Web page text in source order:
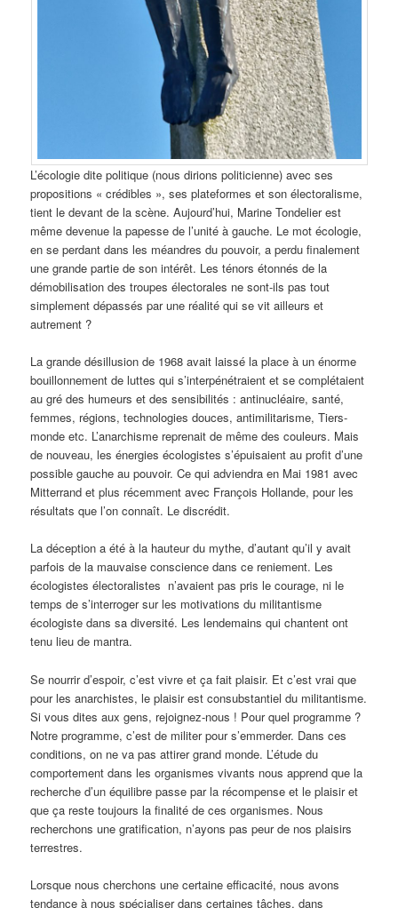
L’écologie dite politique (nous dirions politicienne) avec ses
propositions « crédibles », ses plateformes et son électoralisme,
tient le devant de la scène. Aujourd’hui, Marine Tondelier est
même devenue la papesse de l’unité à gauche. Le mot écologie,
en se perdant dans les méandres du pouvoir, a perdu finalement
une grande partie de son intérêt. Les ténors étonnés de la
démobilisation des troupes électorales ne sont-ils pas tout
simplement dépassés par une réalité qui se vit ailleurs et
autrement ?
La grande désillusion de 1968 avait laissé la place à un énorme
bouillonnement de luttes qui s’interpénétraient et se complétaient
au gré des humeurs et des sensibilités : antinucléaire, santé,
femmes, régions, technologies douces, antimilitarisme, Tiers-
monde etc. L’anarchisme reprenait de même des couleurs. Mais
de nouveau, les énergies écologistes s’épuisaient au profit d’une
possible gauche au pouvoir. Ce qui adviendra en Mai 1981 avec
Mitterrand et plus récemment avec François Hollande, pour les
résultats que l’on connaît. Le discrédit.
La déception a été à la hauteur du mythe, d’autant qu’il y avait
parfois de la mauvaise conscience dans ce reniement. Les
écologistes électoralistes n’avaient pas pris le courage, ni le
temps de s’interroger sur les motivations du militantisme
écologiste dans sa diversité. Les lendemains qui chantent ont
tenu lieu de mantra.
Se nourrir d’espoir, c’est vivre et ça fait plaisir. Et c’est vrai que
pour les anarchistes, le plaisir est consubstantiel du militantisme.
Si vous dites aux gens, rejoignez-nous ! Pour quel programme ?
Notre programme, c’est de militer pour s’emmerder. Dans ces
conditions, on ne va pas attirer grand monde. L’étude du
comportement dans les organismes vivants nous apprend que la
recherche d’un équilibre passe par la récompense et le plaisir et
que ça reste toujours la finalité de ces organismes. Nous
recherchons une gratification, n’ayons pas peur de nos plaisirs
terrestres.
Lorsque nous cherchons une certaine efficacité, nous avons
tendance à nous spécialiser dans certaines tâches, dans